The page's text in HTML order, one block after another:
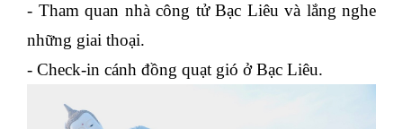
- Tham quan nhà công tử Bạc Liêu và lắng nghe
những giai thoại.
- Check-in cánh đồng quạt gió ở Bạc Liêu.